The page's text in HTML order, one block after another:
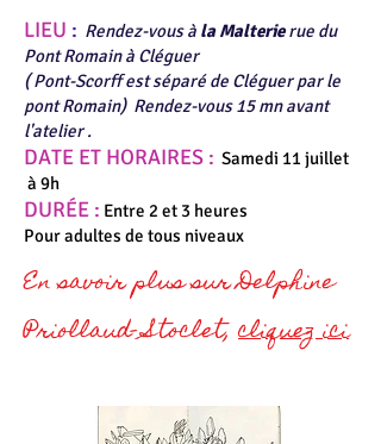
LIEU : Rendez-vous à la Malterierue du
Pont Romain à Cléguer
( Pont-Scorff est séparé de Cléguer par le
pont Romain) Rendez-vous 15 mn avant
l'atelier .
DATE ET HORAIRES : Samedi 11 juillet
à 9h
DURÉE : Entre 2 et 3 heures
Pour adultes de tous niveaux
En savoir plus sur Delphine
Priollaud- Stoclet,cliquez ici